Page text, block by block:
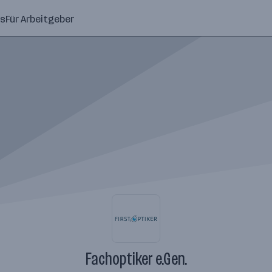
Für Arbeitgeber
Fachoptiker e.Gen.